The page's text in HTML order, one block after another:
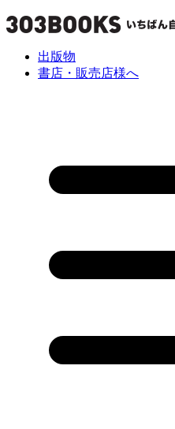
出版物
書店・販売店様へ